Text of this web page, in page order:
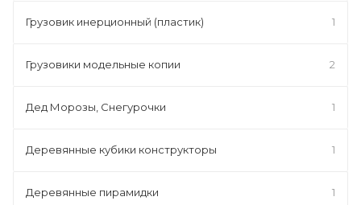
Грузовик инерционный (пластик) 1
Грузовики модельные копии 2
Дед Морозы, Снегурочки 1
Деревянные кубики конструкторы 1
Деревянные пирамидки 1